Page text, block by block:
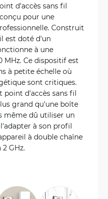
d'accès sans fil
pour une
Construit
est doté d'un
à une
Ce dispositif est
à petite échelle où
sont critiques.
point d'accès sans fil
grand qu'une boîte
même dû utiliser un
à son profil
à double chaîne
GHz.